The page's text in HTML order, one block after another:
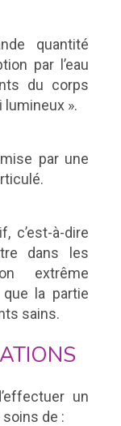
quantité
par l’eau
du corps
lumineux ».
par une
c’est-à-dire
dans les
extrême
la partie
sains.
un
de :